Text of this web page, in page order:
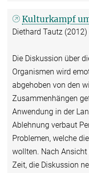
Kulturkampf
Diethard Tautz (2012)
Die Diskussion über
Organismen wird
abgehoben von den
Zusammenhängen
Anwendung in der
Ablehnung verbaut
Problemen, welche
wollten. Nach Ansicht
Zeit, die Diskussion